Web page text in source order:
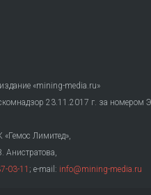
«mining-media.ru»
23.11.2017 г. за
Лимитед»,
Анистратова,
03-11 ; e-mail: info@mining-media.ru